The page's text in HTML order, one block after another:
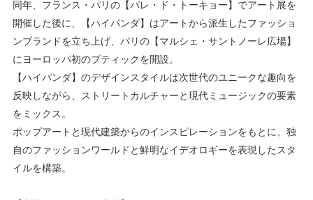
同年、フランス・パリの【パレ・ド・トーキョー】でアート展を
開催した後に、【ハイパンダ】はアートから派生したファッショ
ンブランドを立ち上げ、パリの【マルシェ・サントノーレ広場】
にヨーロッパ初のブティックを開設。
【ハイパンダ】のデザインスタイルは次世代のユニークな趣向を
反映しながら、ストリートカルチャーと現代ミュージックの要素
をミックス。
ポップアートと現代建築からのインスピレーションをもとに、独
自のファッションワールドと鮮明なイデオロギーを表現したスタ
イルを構築。